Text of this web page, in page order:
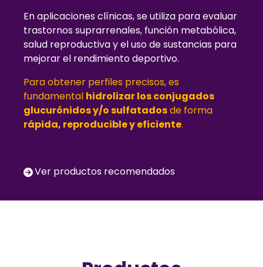
En aplicaciones clínicas, se utiliza para evaluar
trastornos suprarrenales, función metabólica,
salud reproductiva y el uso de sustancias para
mejorar el rendimiento deportivo.
Para obtener perfiles precisos, es
fundamental hidrolizar los conjugados
glucurónidos y/o sulfatadosde forma
rápida, reproducible y eficiente.
Ver productos recomendados